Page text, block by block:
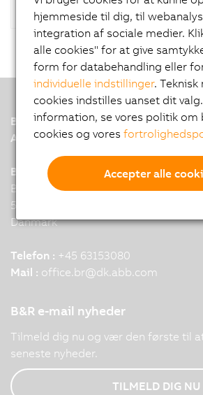
B&R
A member of the ABB Group
B&R hovedkontor, Danmark
Billedskaerervej 17
5230 Odense
Danmark
Telefon : +45 63153080
Mail : office.br@dk.abb.com
B&R e-mail nyheder
Tilmeld dig nu og vær den første til
seneste nyheder.
TILMELD DIG NU
hjemmeside til dig, til
integration af sociale medier.
alle cookies" for at give
form for databehandling eller
individuelle indstillinger. Teknisk
cookies indstilles uanset dit
information, se vores politik om
cookies og vores
Accepter alle